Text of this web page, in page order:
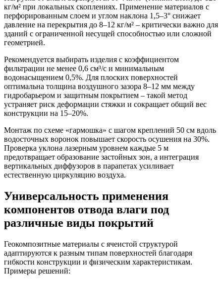
кг/м² при локальных скоплениях. Применение материалов с
перфорированным слоем и углом наклона 1,5–3° снижает
давление на перекрытия до 8–12 кг/м² – критически важно для
зданий с ограниченной несущей способностью или сложной
геометрией.
Рекомендуется выбирать изделия с коэффициентом
фильтрации не менее 0,6 см³/с и минимальным
водонасыщением 0,5%. Для плоских поверхностей
оптимальна толщина воздушного зазора 8–12 мм между
гидробарьером и защитным покрытием – такой метод
устраняет риск деформации стяжки и сокращает общий вес
конструкции на 15–20%.
Монтаж по схеме «гармошка» с шагом креплений 50 см вдоль
водосточных воронок повышает скорость осушения на 30%.
Проверка уклона лазерным уровнем каждые 5 м
предотвращает образование застойных зон, а интеграция
вертикальных диффузоров в парапетах усиливает
естественную циркуляцию воздуха.
Универсальность применения
компонентов отвода влаги под
различные виды покрытий
Геокомпозитные материалы с ячеистой структурой
адаптируются к разным типам поверхностей благодаря
гибкости конструкции и физическим характеристикам.
Примеры решений: